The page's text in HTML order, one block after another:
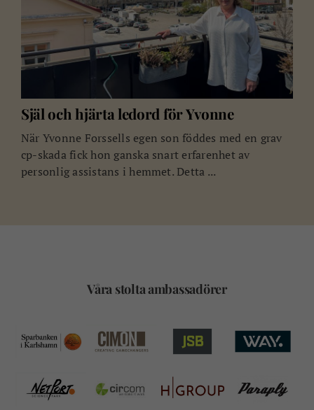
Själ och hjärta ledord för Yvonne
När Yvonne Forssells egen son föddes med en grav
cp-skada fick hon ganska snart erfarenhet av
personlig assistans i hemmet. Detta ...
Våra stolta ambassadörer